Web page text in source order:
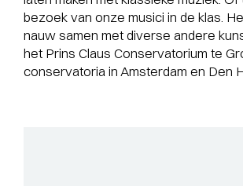
bezoek van onze musici in de klas.
nauw samen met diverse andere
het Prins Claus Conservatorium te
conservatoria in Amsterdam en Den